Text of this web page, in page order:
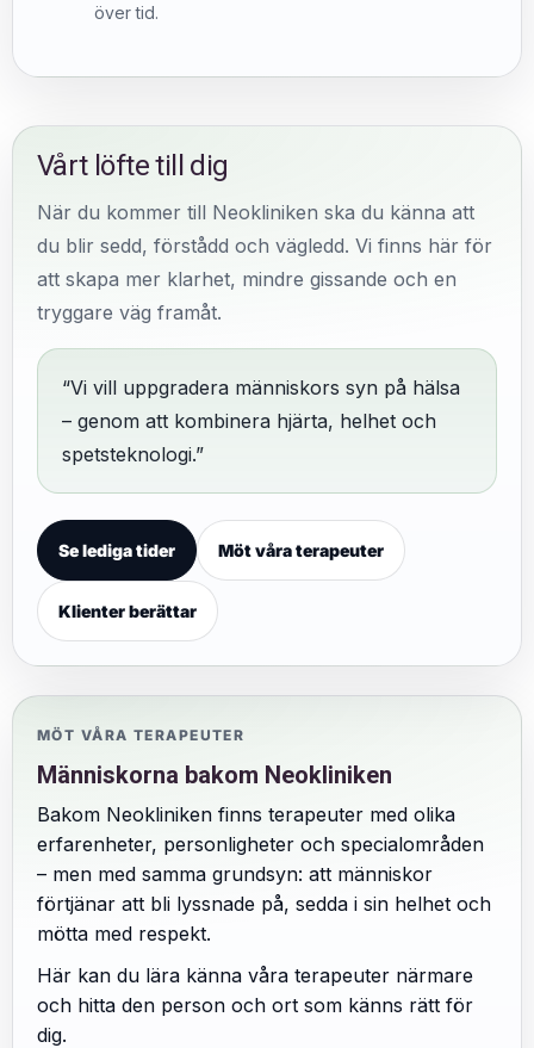
över tid.
Vårt löfte till dig
När du kommer till Neokliniken ska du känna att
du blir sedd, förstådd och vägledd. Vi finns här för
att skapa mer klarhet, mindre gissande och en
tryggare väg framåt.
“Vi vill uppgradera människors syn på hälsa
– genom att kombinera hjärta, helhet och
spetsteknologi.”
Se lediga tider Möt våra terapeuter
Klienter berättar
MÖT VÅRA TERAPEUTER
Människorna bakom Neokliniken
Bakom Neokliniken finns terapeuter med olika
erfarenheter, personligheter och specialområden
– men med samma grundsyn: att människor
förtjänar att bli lyssnade på, sedda i sin helhet och
mötta med respekt.
Här kan du lära känna våra terapeuter närmare
och hitta den person och ort som känns rätt för
dig.